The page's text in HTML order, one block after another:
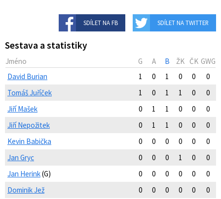
SDÍLET NA FB SDÍLET NA TWITTER
Sestava a statistiky
Jméno G A B ŽK ČK GWG
David Burian
1 0 1 0 0
0
Tomáš Juříček
1 0 1 1 0
0
Jiří Mašek
0 1 1 0 0
0
Jiří Nepožitek
0 1 1 0 0
0
Kevin Babička
0 0 0 0 0
0
Jan Gryc
0 0 0 1 0
0
Jan Herink(G) 0 0 0 0 0
0
Dominik Jež
0 0 0 0 0 0